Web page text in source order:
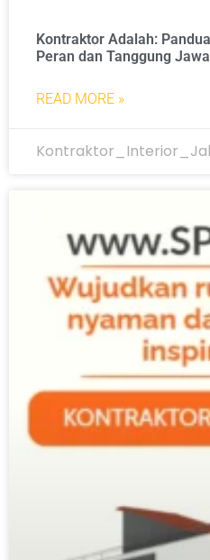
Kontraktor Adalah:
Peran dan Tanggung
READ MORE »